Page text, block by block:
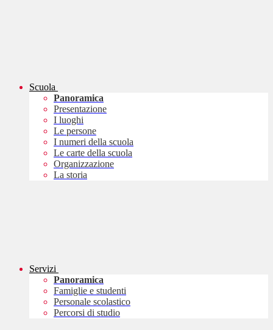
Scuola
Panoramica
Presentazione
I luoghi
Le persone
I numeri della scuola
Le carte della scuola
Organizzazione
La storia
Servizi
Panoramica
Famiglie e studenti
Personale scolastico
Percorsi di studio